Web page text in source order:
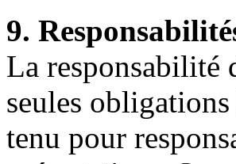
9.
La responsabilité
seules
tenu pour